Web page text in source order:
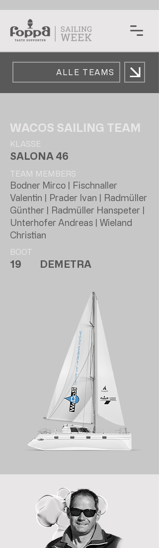
ALLE TEAMS
WACOS SAILING TEAM
KLASSE
SALONA 46
TEAM MEMBERS
Bodner Mirco | Fischnaller
Valentin | Prader Ivan | Radmüller
Günther | Radmüller Hanspeter |
Unterhofer Andreas | Wieland
Christian
BOOT
19 DEMETRA